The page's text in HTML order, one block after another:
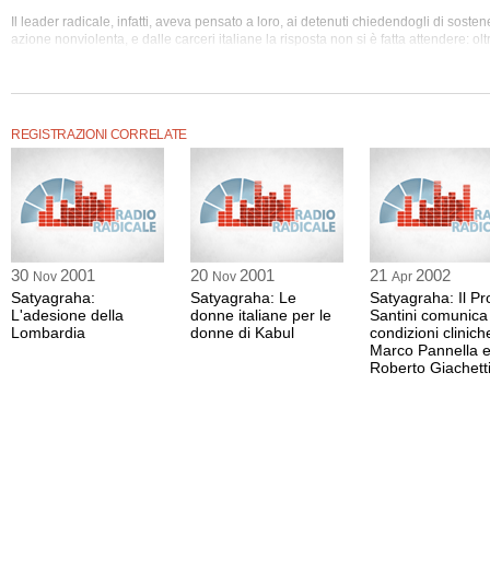
Il leader radicale, infatti, aveva pensato a loro, ai detenuti chiedendogli di
azione nonviolenta, e dalle carceri italiane la risposta non si è fatta attendere:
partecipato al Satyagraha, raccogliendo una straordinaria testimonianza del
carcerario ha saputo esprimere alla lotta di Marco Pannella.
REGISTRAZIONI CORRELATE
30 Nov 2001
Satyagraha:
L'adesione della
Lombardia
20 Nov 2001
Satyagraha: Le
donne italiane per le
donne di Kabul
21 Apr 2002
Satyagraha: Il
Santini
condizioni
Marco Pannella e
Roberto Giachetti